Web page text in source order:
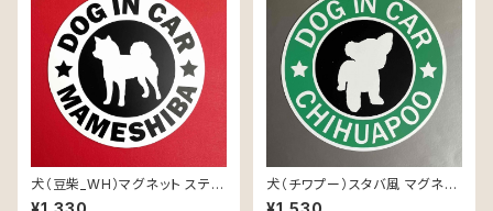
犬（豆柴_WH）マグネット ステッ
カー 防水 車用
犬（チワプー）スタバ風 マグネッ
ト ステッカー 防水 車用